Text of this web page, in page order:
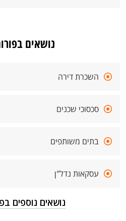
נושאים
השכרת דירה
סכסוכי שכנים
בתים משותפים
עסקאות נדל"ן
נושאים נוספים